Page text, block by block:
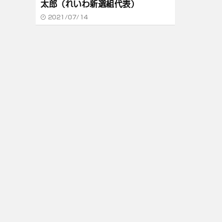
太郎（れいわ新選組代表）
2021/07/14